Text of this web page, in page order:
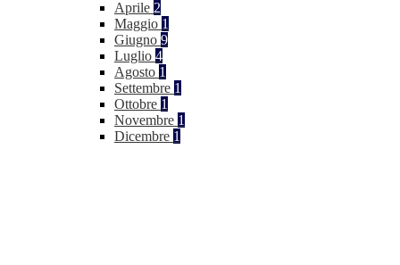
Aprile 2
Maggio 1
Giugno 9
Luglio 4
Agosto 1
Settembre 1
Ottobre 1
Novembre 1
Dicembre 1